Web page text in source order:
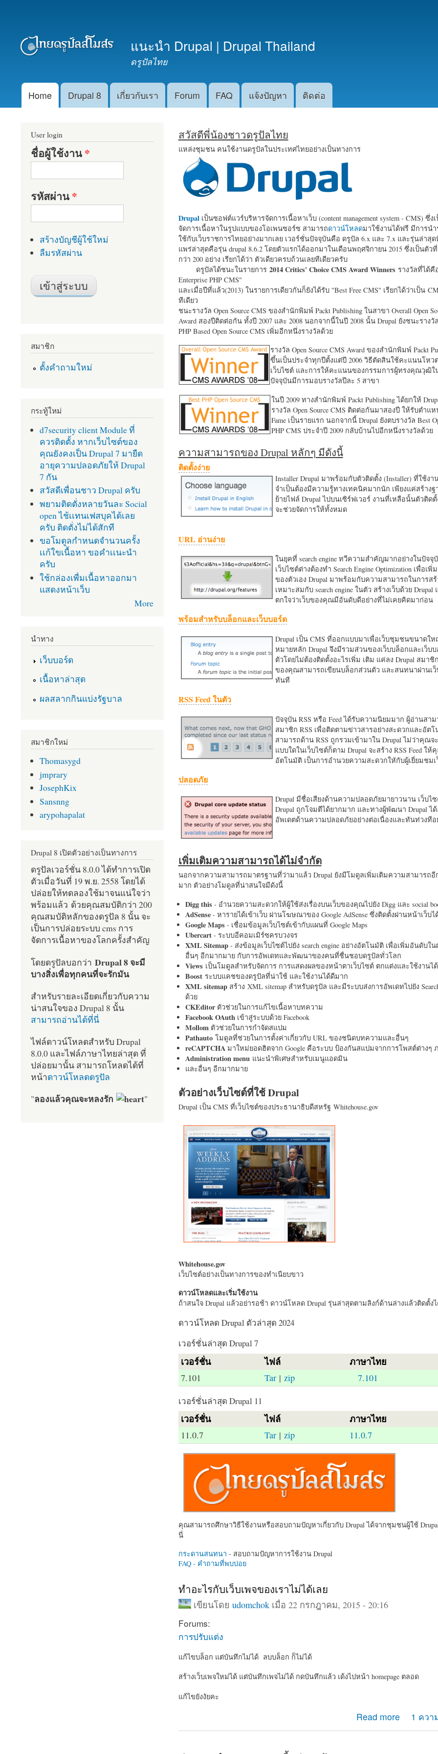
หลัก
แนะนำ Drupal | Drupal Thailand
ดรูปัลไทย
Main menu
Home Drupal 8 เกี่ยวกับเรา Forum FAQ แจ้งปัญหา ติดต่อ
สวัสดีพี่น้องชาวดรูปัลไทย
แหล่งชุมชน คนใช้งานดรูปัลในประเทศไทยอย่างเป็นทางการ
Drupalเป็นซอฟต์แวร์บริหารจัดการเนื้อหาเว็บ (content management system - CMS) ซึ่ง
จัดการเนื้อหาในรูปแบบของโอเพนซอร์ซ สามารถดาวน์โหลดมาใช้งานได้ฟรี มีการน
ใช้กับเว็บราชการไทยอย่างมากเลย เวอร์ชั่นปัจจุบันคือ ดรูปัล 6.x และ 7.x และรุ่นล่าสุด
แพร่ล่าสุดคือรุ่น drupal 8.6.2 โดยตัวแรกได้ออกมาในเดือนพฤศจิกายน 2015 ซึ่งเป็นตั
กว่า 200 อย่าง เรียกได้ว่า ตัวเดียวครบถ้วนเลยทีเดียวครับ
ดรูปัลได้ชนะในรายการ 2014 Critics' Choice CMS Award Winners รางวัลที่ได้คื
Enterprise PHP CMS"
และเมื่อปีที่แล้ว(2013) ในรายการเดียวกันก็ยังได้รับ "Best Free CMS" เรียกได้ว่าเป็น
ทีเดียว
ชนะรางวัล Open Source CMS ของสำนักพิมพ์ Packt Publishing ในสาขา Overall Open
Award สองปีติดต่อกัน ทั้งปี 2007 และ 2008 นอกจากนี้ในปี 2008 นั้น Drupal ยังชนะรางวั
PHP Based Open Source CMS เพิ่มอีกหนึ่งรางวัลด้วย
รางวัล Open Source CMS Award ของสำนักพิมพ์ Packt
ขึ้นเป็นประจำทุกปีตั้งแต่ปี 2006 วิธีตัดสินใช้คะแนนโหว
เว็บไซต์ และการให้คะแนนของกรรมการผู้ทรงคุณวุฒิใ
ปัจจุบันมีการมอบรางวัลปีละ 5 สาขา
ในปี 2009 ทางสำนักพิมพ์ Packt Publishing ได้ยกให้
รางวัล Open Source CMS ติดต่อกันมาสองปี ให้รับตำแ
Fame เป็นรายแรก นอกจากนี้ Drupal ยังตบรางวัล Best
PHP CMS ประจำปี 2009 กลับบ้านไปอีกหนึ่งรางวัลด้วย
ความสามารถของ Drupal หลักๆ มีดังนี้
ติดตั้งง่าย
Installer Drupal มาพร้อมกับตัวติดตั้ง (Installer) ที่ใช้งา
จำเป็นต้องมีความรู้ทางเทคนิคมากนัก เพียงแค่สร้าง
ย้ายไฟล์ Drupal ไปบนเซิร์ฟเวอร์ งานที่เหลือนั้นตัวติดตั้
จะช่วยจัดการให้ทั้งหมด
URL อ่านง่าย
ในยุคที่ search engine ทวีความสำคัญมากอย่างในปัจจุ
เว็บไซต์ต่างต้องทำ Search Engine Optimization เพื่อเ
ของตัวเอง Drupal มาพร้อมกับความสามารถในการสร้
เหมาะสมกับ search engine ในตัว สร้างเว็บด้วย
ตกใจว่าเว็บของคุณมีอันดับดีอย่างที่ไม่เคยคิดมาก่อน
พร้อมสำหรับบล็อกและเว็บบอร์ด
Drupal เป็น CMS ที่ออกแบบมาเพื่อเว็บชุมชนขนาดให
หมายหลัก Drupal จึงมีรวมส่วนของเว็บบล็อกและเว็บ
ตัวโดยไม่ต้องติดตั้งอะไรเพิ่ม เติม แค่ลง Drupal สมาชิ
ของคุณสามารถเขียนบล็อกส่วนตัว และสนทนาผ่านเว็
ทันที
RSS Feed ในตัว
ปัจจุบัน RSS หรือ Feed ได้รับความนิยมมาก ผู้อ่านสา
สมาชิก RSS เพื่อติดตามข่าวสารอย่างสะดวกและอัต
สามารถด้าน RSS ถูกรวมเข้ามาใน Drupal ไม่ว่าคุณจ
แบบใดในเว็บไซต์ก็ตาม Drupal จะสร้าง RSS Feed ให้
อัตโนมัติ เป็นการอำนวยความสะดวกใหักับผู้เยี่ยมชม
ปลอดภัย
Drupal มีชื่อเสียงด้านความปลอดภัยมายาวนาน เว็บไ
Drupal ถูกโจมตีได้ยากมาก และทางผู้พัฒนา Drupal ไ
อัพเดตด้านความปลอดภัยอย่างต่อเนื่องและทันท่วงทีอ
เพิ่มเติมความสามารถได้ไม่จำกัด
นอกจากความสามารถมาตรฐานที่ว่ามาแล้ว Drupal ยังมีโมดูลเพิ่มเติมความสามารถอี
มาก ตัวอย่างโมดูลที่น่าสนใจมีดังนี้
Digg this- อำนวยความสะดวกให้ผู้ใช้ส่งเรื่องบนเว็บของคุณไปยัง Digg และ social
AdSense- หารายได้เข้าเว็บ ผ่านโฆษณาของ Google AdSense ซึ่งติดตั้งผ่านหน้าเว็บไ
Google Maps- เชื่อมข้อมูลเว็บไซต์เข้ากับแผนที่ Google Maps
Ubercart- ระบบอีคอมเมิร์ซครบวงจร
XML Sitemap- ส่งข้อมูลเว็บไซต์ไปยัง search engine อย่างอัตโนมัติ เพื่อเพิ่มอันดับใ
อื่นๆ อีกมากมาย กับการอัพเดทและพัฒนาของคนที่ชื่นชอบดรูปัลทั่วโลก
Views เป็นโมดูลสำหรับจัดการ การแสดงผลของหน้าตาเว็บไซต์ ตกแต่งและใช้งานไ
Boost ระบบแคชของดรูปัลที่น่าใช้ และใช้งานได้ดีมาก
XML sitemapสร้าง XML sitemap สำหรับดรูปัล และมีระบบส่งการอัพเดทไปยัง
ด้วย
CKEditorตัวช่วยในการแก้ไขเนื้อหาบทความ
Facebook OAuth เข้าสู่ระบบด้วย Facebook
Mollom ตัวช่วยในการกำจัดสแปม
Pathautoโมดูลที่ช่วยในการตั้งค่าเกี่ยวกับ URL ของชนิดบทความและอื่นๆ
reCAPTCHA มาใหม่ยอดฮิตจาก Google คือระบบ ป้องกันสแปมจากการโพสต์ต่างๆ
Administration menu แนะนำพิเศษสำหรับเมนูแอดมิน
และอื่นๆ อีกมากมาย
ตัวอย่างเว็บไซต์ที่ใช้ Drupal
Drupal เป็น CMS ที่เว็บไซต์ของประธานาธิบดีสหรัฐ Whitehouse.gov
Whitehouse.gov
เว็บไซต์อย่างเป็นทางการของทำเนียบขาว
ดาวน์โหลดและเริ่มใช้งาน
ถ้าสนใจ Drupal แล้วอย่ารอช้า ดาวน์โหลด Drupal รุ่นล่าสุดตามลิงก์ด้านล่างแล้วติดตั้ง
ดาวน์โหลด Drupal ตัวล่าสุด 2024
เวอร์ชั่นล่าสุด Drupal 7
เวอร์ชั่น ไฟล์ ภาษาไทย
7.101 Tar| zip 7.101
เวอร์ชั่นล่าสุด Drupal 11
เวอร์ชั่น ไฟล์ ภาษาไทย
11.0.7 Tar| zip 11.0.7
คุณสามารถศึกษาวิธีใช้งานหรือสอบถามปัญหาเกี่ยวกับ Drupal ได้จากชุมชนผู้ใช้
นี่
กระดานสนทนา - สอบถามปัญหาการใช้งาน Drupal
FAQ - คำถามที่พบบ่อย
ทำอะไรกับเว็บเพจของเราไม่ได้เลย
เขียนโดยudomchok เมื่อ 22 กรกฎาคม, 2015 - 20:16
Forums:
การปรับแต่ง
แก้ไขบล็อก แต่บันทึกไม่ได้ ลบบล็อก ก็ไม่ได้
สร้างเว็บเพจใหม่ได้ แต่บันทึกเพจไม่ได้ กดบันทึกแล้ว เด้งไปหน้า homepage ตลอด
แก้ไขยังงัยคะ
Read more 1 ควา
User login
ชื่อผู้ใช้งาน*
รหัสผ่าน*
สร้างบัญชีผู้ใช้ใหม่
ลืมรหัสผ่าน
สมาชิก
ตั้งคำถามใหม่
กระทู้ใหม่
d7security client Module ที่
ควรติดตั้ง หากเว็บไซต์ของ
คุณยังคงเป็น Drupal 7 มายืด
อายุความปลอดภัยให้ Drupal
7 กัน
สวัสดีเพื่อนชาว Drupal ครับ
พยามติดตั่งหลายวันละ Social
open ไช้เเทนเฟสบุคได้เลย
ครับ ติดตั่งไม่ได้สักที
ขอโมดูลกำหนดจำนวนครั้ง
เเก้ใขเนื้อหา ขอคำเเนะนำ
ครับ
ใช้กล่องเพื่มเนื้อหาออกมา
แสดงหน้าเว็บ
More
นำทาง
เว็บบอร์ด
เนื้อหาล่าสุด
ผลสลากกินแบ่งรัฐบาล
สมาชิกใหม่
Thomasygd
jmprary
JosephKix
Sansnng
arypohapalat
Drupal 8 เปิดตัวอย่างเป็นทางการ
ดรูปัลเวอร์ชั่น 8.0.0 ได้ทำการเปิด
ตัวเมื่อวันที่ 19 พ.ย. 2558 โดยได้
ปล่อยให้ทดลองใช้มาจนแน่ใจว่า
พร้อมแล้ว ด้วยคุณสมบัติกว่า 200
คุณสมบัติหลักของดรูปัล 8 นั้น จะ
เป็นการปล่อยระบบ cms การ
จัดการเนื้อหาของโลกครั้งสำคัญ
โดยดรูปัลบอกว่า Drupal 8 จะมี
บางสิ่งเพื่อทุกคนที่จะรักมัน
สำหรับรายละเอียดเกี่ยวกับความ
น่าสนใจของ Drupal 8 นั้น
สามารถอ่านได้ที่นี่
ไฟล์ดาวน์โหลดสำหรับ Drupal
8.0.0 และไฟล์ภาษาไทยล่าสุด ที่
ปล่อยมานั้น สามารถโหลดได้ที่
หน้าดาวน์โหลดดรูปัล
"ลองแล้วคุณจะหลงรัก "